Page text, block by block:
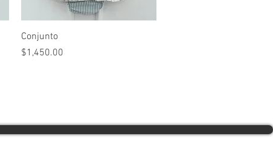
Conjunto
Precio
$1,450.00